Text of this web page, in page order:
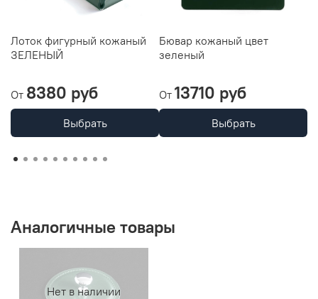
Лоток фигурный кожаный
ЗЕЛЕНЫЙ
От 8380 руб
Выбрать
Бювар кожаный цвет
зеленый
От 13710 руб
Выбрать
Аналогичные товары
Нет в наличии